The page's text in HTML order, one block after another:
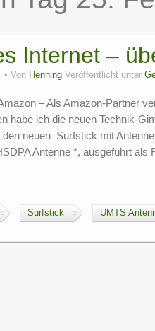
Internet –
Von Henning Veröffentlicht unter
– Als Amazon-Partner
habe ich die neuen Technik-
neuen Surfstick mit
Antenne *, ausgeführt als
Surfstick UMTS